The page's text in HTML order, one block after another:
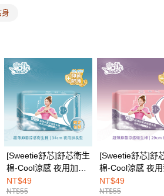
先享後付」後，將跳轉至「AFTEE先享後付」
內，點擊此簡訊中的連結，可透過四大超商／
不需立刻繳費，但若您需要取消訂單，請聯絡
意取消之訂單仍視為有效，需透過AFTEE先享
先享後付 」之結帳頁面顯示為準，若有關於
欲退款等相關疑問，請聯繫「AFTEE先享後付
support/home
提供個人資料，並將交易相關給付款項請求債
司。
請瀏覽以下網址：
含以上)免運費
含以上)免運費
含以上)免運費
含以上)免運費
[Sweetie舒芯]舒芯衛生
棉-Cool涼感 夜用加長
型34cm(6片)
NT$49
NT$55
[Sweetie舒芯]舒
棉-Cool涼感 夜
29cm(7片)
NT$49
NT$55